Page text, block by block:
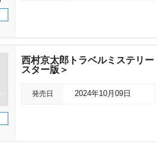
西村京太郎トラベルミステリ
スター版＞
発売日 2024年10月09日